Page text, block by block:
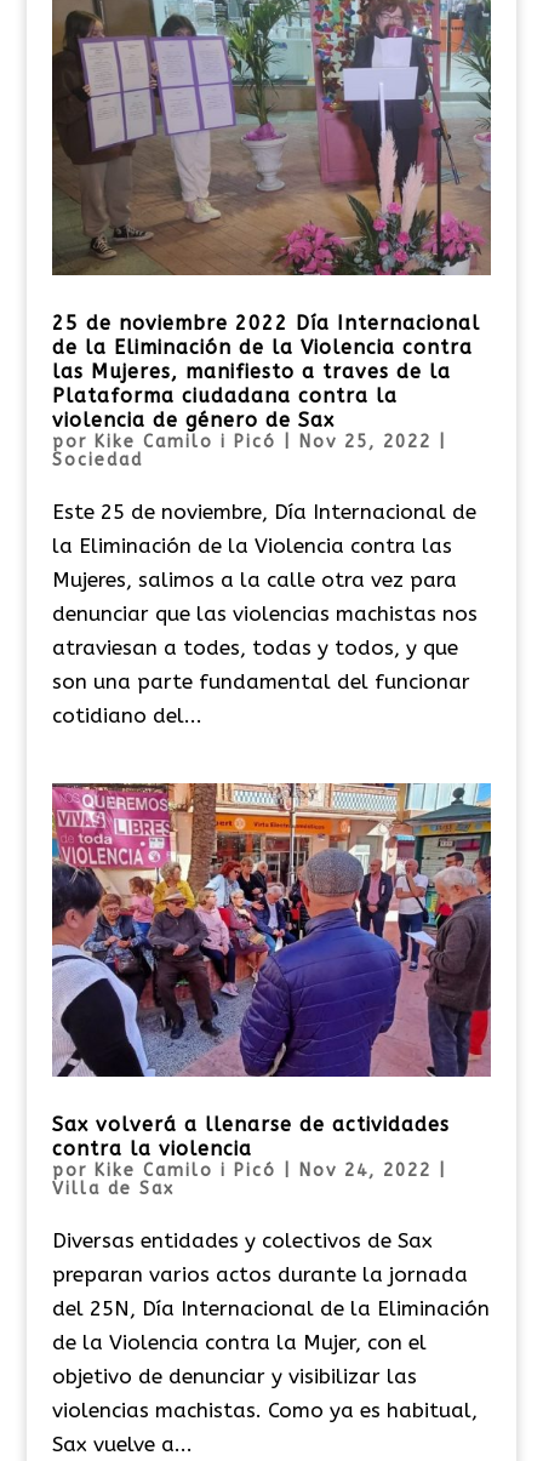
25 de noviembre 2022 Día Internacional
de la Eliminación de la Violencia contra
las Mujeres, manifiesto a traves de la
Plataforma ciudadana contra la
violencia de género de Sax
por Kike Camilo i Picó Nov 25, 2022
Sociedad
Este 25 de noviembre, Día Internacional de
la Eliminación de la Violencia contra las
Mujeres, salimos a la calle otra vez para
denunciar que las violencias machistas nos
atraviesan a todes, todas y todos, y que
son una parte fundamental del funcionar
cotidiano del...
Sax volverá a llenarse de actividades
contra la violencia
por Kike Camilo i Picó Nov 24, 2022
Villa de Sax
Diversas entidades y colectivos de Sax
preparan varios actos durante la jornada
del 25N, Día Internacional de la Eliminación
de la Violencia contra la Mujer, con el
objetivo de denunciar y visibilizar las
violencias machistas. Como ya es habitual,
Sax vuelve a...